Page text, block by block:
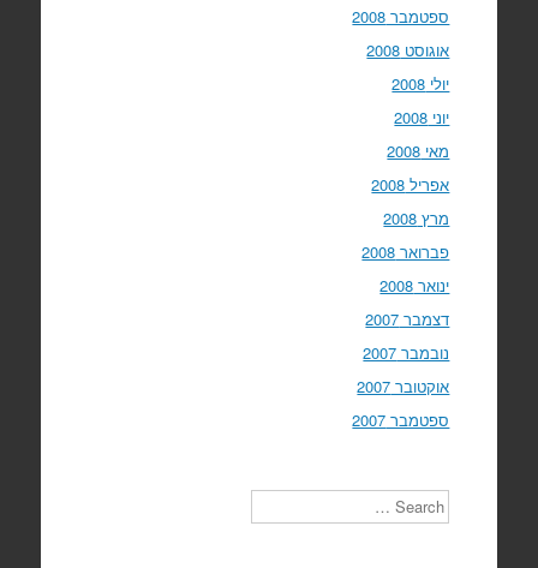
ספטמבר 2008
אוגוסט 2008
יולי 2008
יוני 2008
מאי 2008
אפריל 2008
מרץ 2008
פברואר 2008
ינואר 2008
דצמבר 2007
נובמבר 2007
אוקטובר 2007
ספטמבר 2007
Search